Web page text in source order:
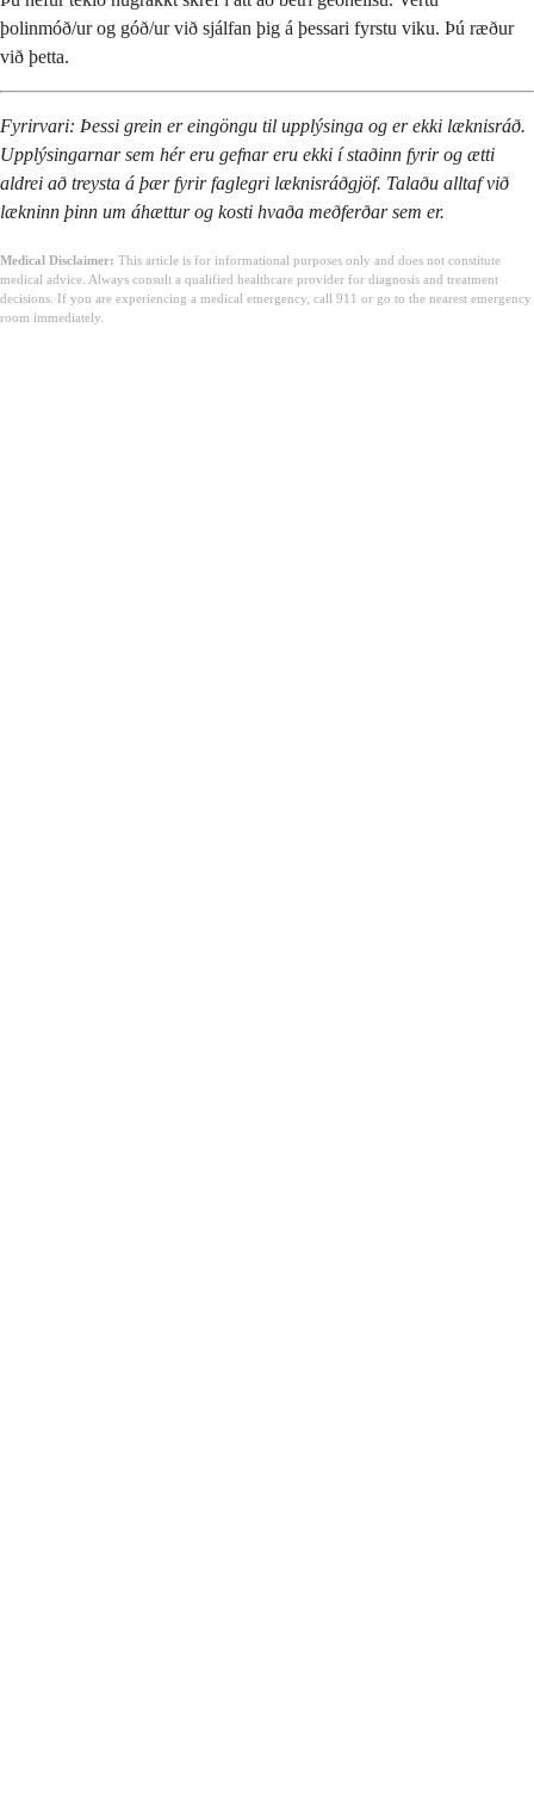
þolinmóð/ur og góð/ur við sjálfan þig á þessari fyrstu viku. Þú ræður
við þetta.
Fyrirvari: Þessi grein er eingöngu til upplýsinga og er ekki læknisráð.
Upplýsingarnar sem hér eru gefnar eru ekki í staðinn fyrir og ætti
aldrei að treysta á þær fyrir faglegri læknisráðgjöf. Talaðu alltaf við
lækninn þinn um áhættur og kosti hvaða meðferðar sem er.
Medical Disclaimer: This article is for informational purposes only and does not constitute
medical advice. Always consult a qualified healthcare provider for diagnosis and treatment
decisions. If you are experiencing a medical emergency, call 911 or go to the nearest emergency
room immediately.